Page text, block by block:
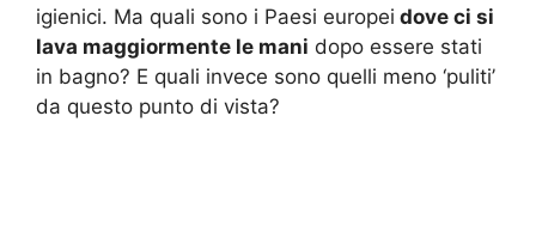
igienici. Ma quali sono i Paesi europei dove ci si
lava maggiormente le mani dopo essere stati
in bagno? E quali invece sono quelli meno ‘puliti’
da questo punto di vista?